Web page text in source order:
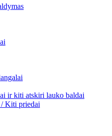
ir kiti atskiri lauko baldai
/ Kiti priedai